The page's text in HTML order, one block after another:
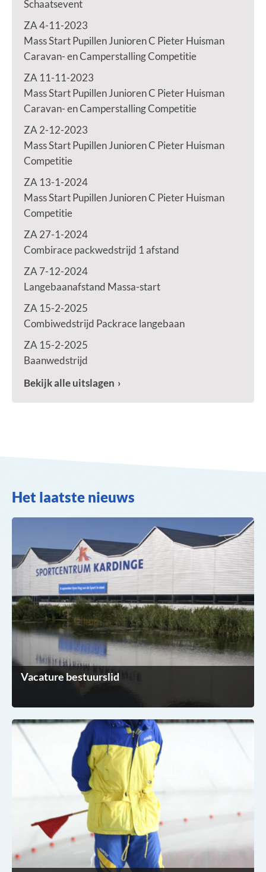
Schaatsevent
ZA 4-11-2023
Mass Start Pupillen Junioren C Pieter Huisman
Caravan- en Camperstalling Competitie
ZA 11-11-2023
Mass Start Pupillen Junioren C Pieter Huisman
Caravan- en Camperstalling Competitie
ZA 2-12-2023
Mass Start Pupillen Junioren C Pieter Huisman
Competitie
ZA 13-1-2024
Mass Start Pupillen Junioren C Pieter Huisman
Competitie
ZA 27-1-2024
Combirace packwedstrijd 1 afstand
ZA 7-12-2024
Langebaanafstand Massa-start
ZA 15-2-2025
Combiwedstrijd Packrace langebaan
ZA 15-2-2025
Baanwedstrijd
Bekijk alle uitslagen
Het laatste nieuws
Vacature bestuurslid